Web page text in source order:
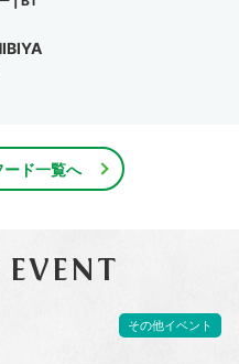
ード一覧へ
その他イベント